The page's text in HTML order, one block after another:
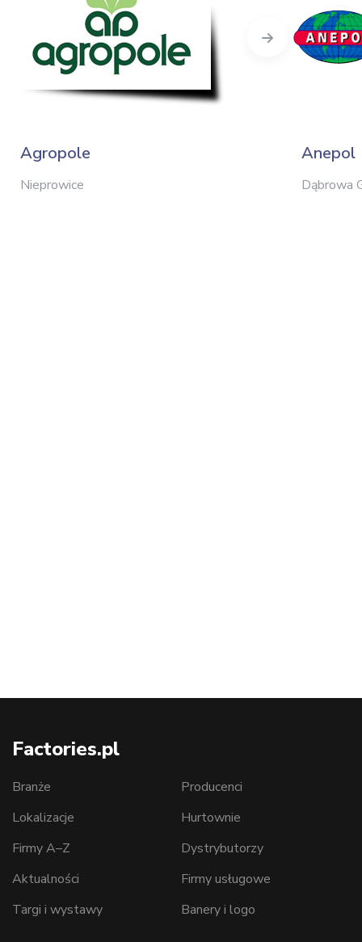
Agropole
Nieprowice
Anepol
Dąbrowa
Next
Factories.pl
Branże
Lokalizacje
Firmy A–Z
Aktualności
Targi i wystawy
Producenci
Hurtownie
Dystrybutorzy
Firmy usługowe
Banery i logo